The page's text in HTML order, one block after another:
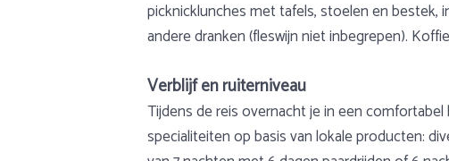
picknicklunches met tafels, stoelen en bestek,
andere dranken (fleswijn niet inbegrepen).
Verblijf en ruiterniveau
Tijdens de reis overnacht je in een
specialiteiten op basis van lokale producten: